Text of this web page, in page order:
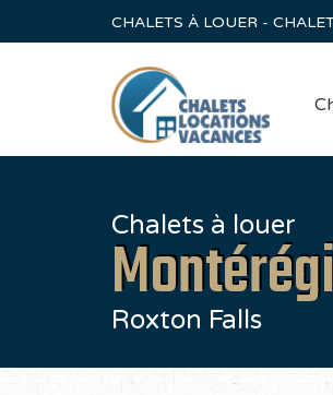
CHALETS À LOUER -
Chalets à louer
Roxton Falls